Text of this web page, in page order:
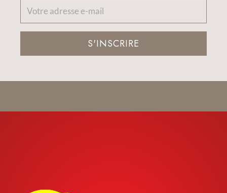
S'INSCRIRE